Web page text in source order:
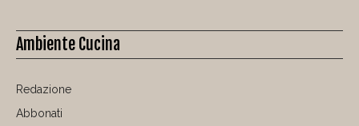
Ambiente Cucina
Redazione
Abbonati